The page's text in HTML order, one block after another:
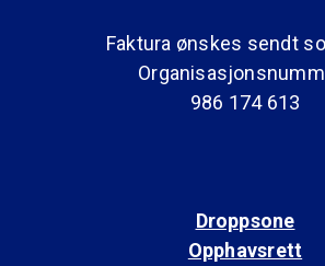
Faktura ønskes sendt
986 174 613
Droppsone
Opphavsrett